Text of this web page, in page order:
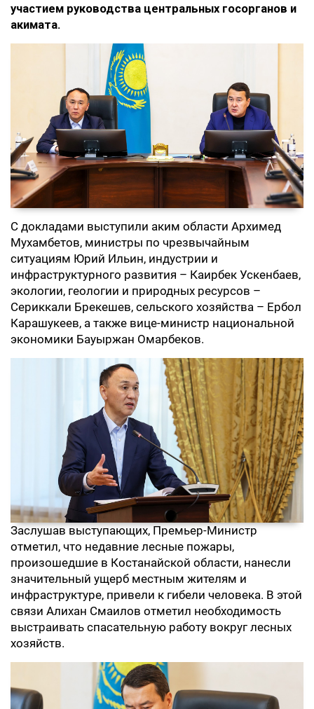
участием руководства центральных госорганов и
акимата.
С докладами выступили аким области Архимед
Мухамбетов, министры по чрезвычайным
ситуациям Юрий Ильин, индустрии и
инфраструктурного развития – Каирбек Ускенбаев,
экологии, геологии и природных ресурсов –
Сериккали Брекешев, сельского хозяйства – Ербол
Карашукеев, а также вице-министр национальной
экономики Бауыржан Омарбеков.
Заслушав выступающих, Премьер-Министр
отметил, что недавние лесные пожары,
произошедшие в Костанайской области, нанесли
значительный ущерб местным жителям и
инфраструктуре, привели к гибели человека. В этой
связи Алихан Смаилов отметил необходимость
выстраивать спасательную работу вокруг лесных
хозяйств.